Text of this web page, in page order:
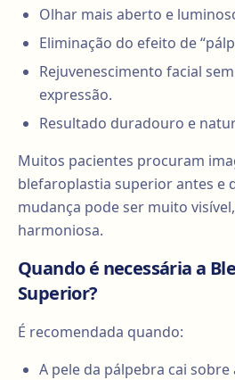
Olhar mais aberto e
Eliminação do efeito de
Rejuvenescimento facial
expressão.
Resultado duradouro e
Muitos pacientes procuram
blefaroplastia superior antes e
mudança pode ser muito
harmoniosa.
Quando é necessária a
Superior?
É recomendada quando:
A pele da pálpebra cai sobre